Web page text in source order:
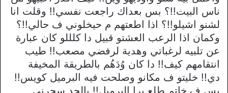
ناس البيت!!؟ بس بعداك راجعت نفسي!! وقلت انا
لشنو اشيلو!!؟ اذا اطعتهم م حيخلوني ف حالي!!؟
وكمان اذا الرعب العشتو قبيل دا كلللو كان عبارة
عن تلبيه لرغباتي وهدية لرفضي مصعب!! طيب
انتقامهم كيف!! دا كان وُدَهُم بالطريقة المخيفة
دي!! خليتو ف مكانو وصلحت فيه البرميل كويس!!
بس ف خاتم طلع برا البرميل!! بالجد سحرني